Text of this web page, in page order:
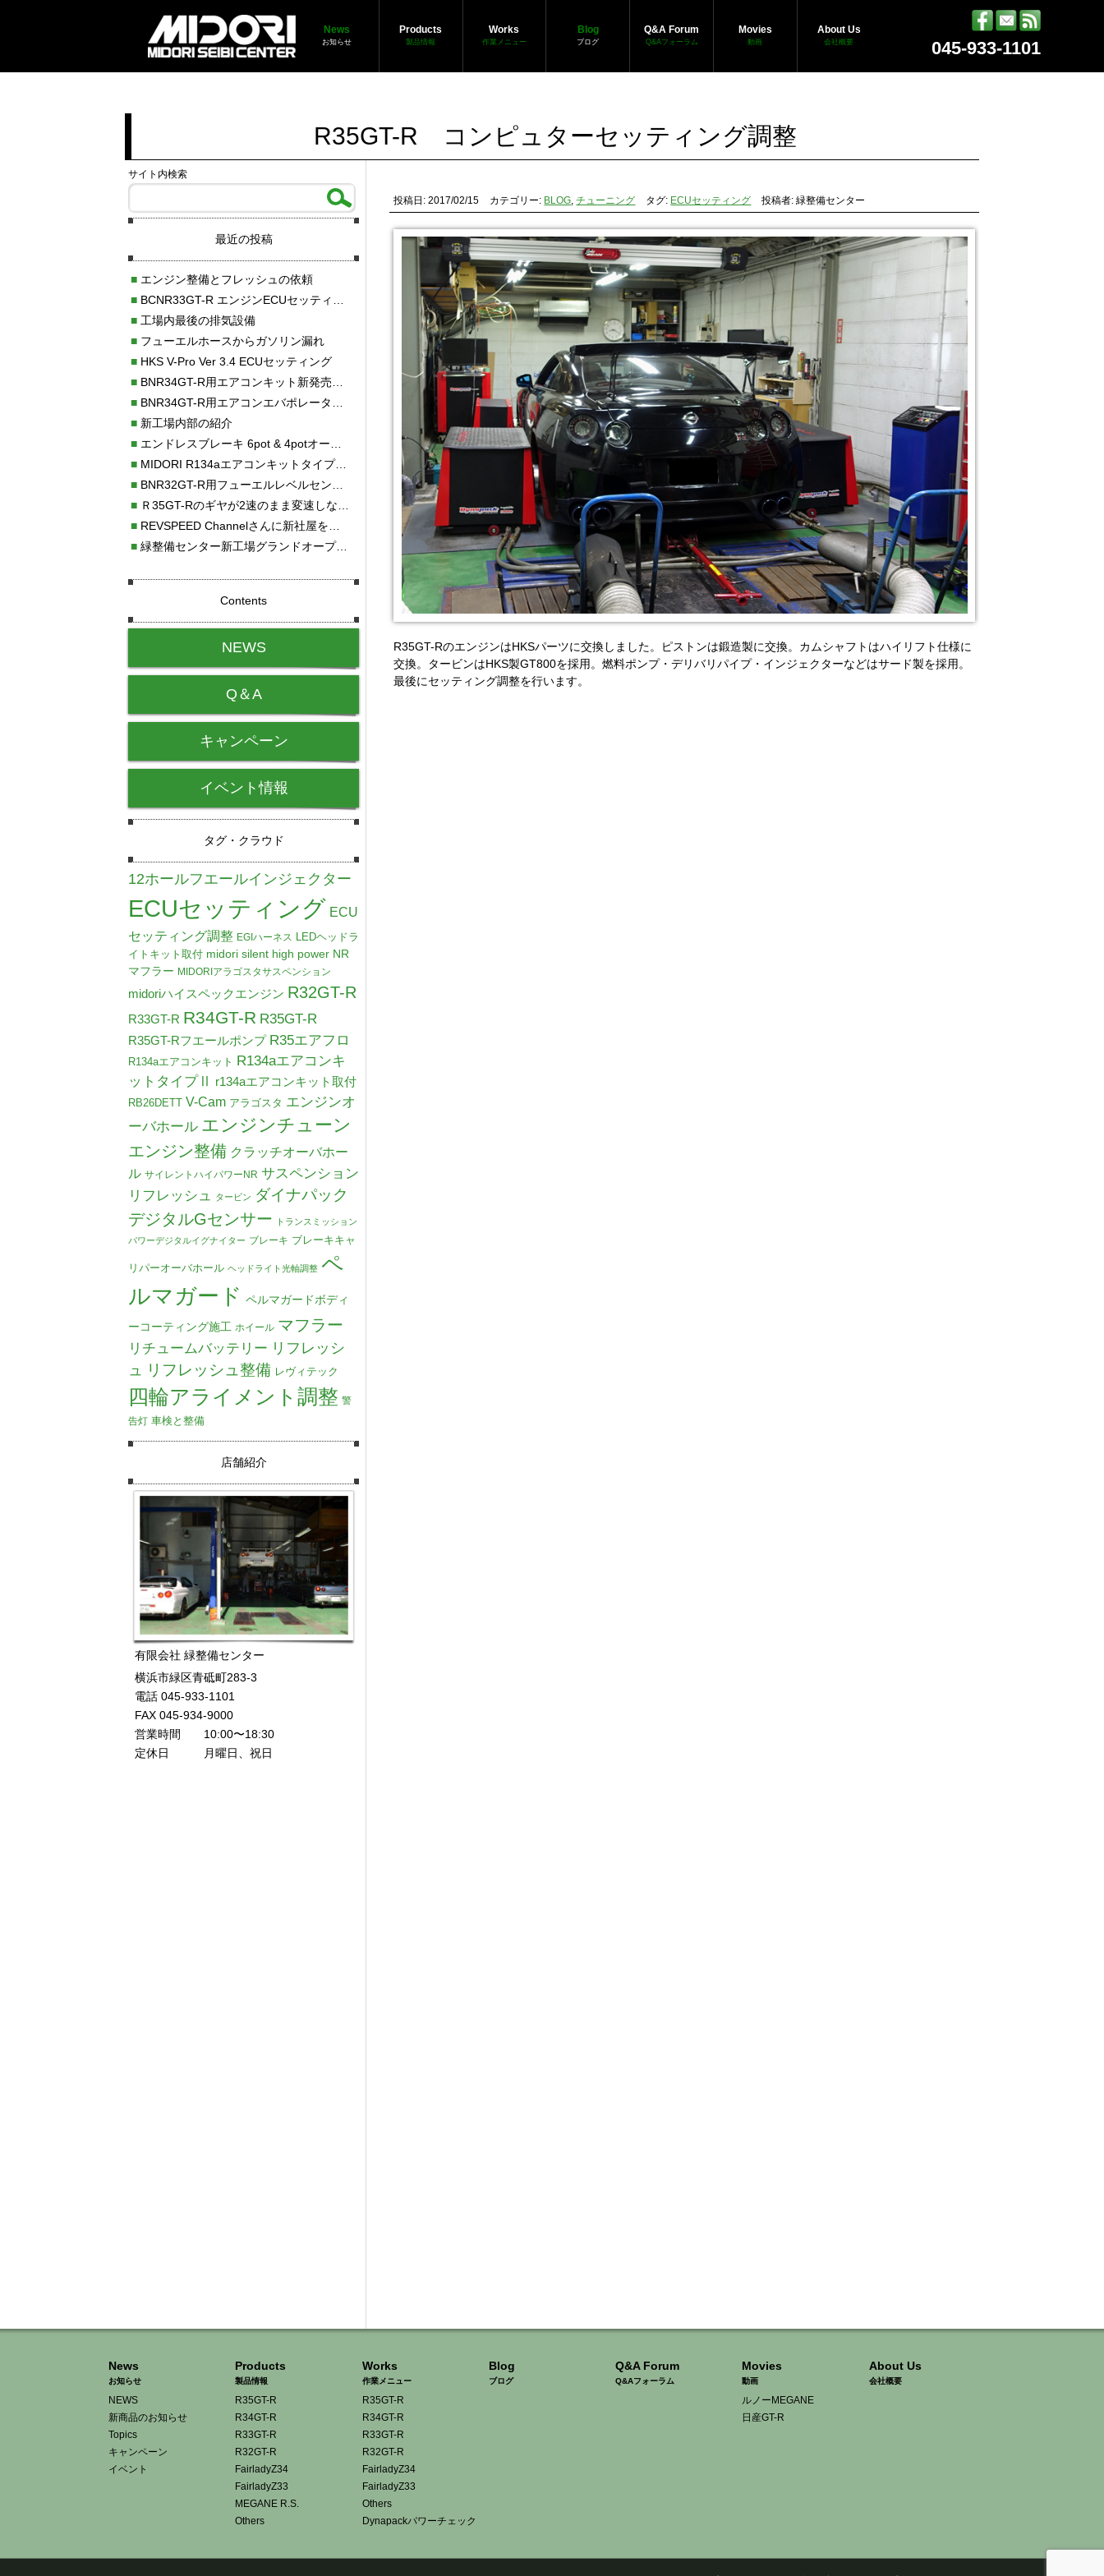
News
お知らせ
Products
製品情報
Works
作業メニュー
Blog
ブログ
Q&A Forum
Q&Aフォーラム
Movies
動画
About Us
会社概要 045-933-1101
R35GT-R コンピュターセッティング調整
投稿日: 2017/02/15 カテゴリー: BLOG,チューニング タグ: ECUセッティング 投稿者: 緑整備センター
R35GT-RのエンジンはHKSパーツに交換しました。ピストンは鍛造製に交換。カムシャフトはハイリフト仕様に
交換。タービンはHKS製GT800を採用。燃料ポンプ・デリバリパイプ・インジェクターなどはサード製を採用。
最後にセッティング調整を行います。
サイト内検索
最近の投稿
■エンジン整備とフレッシュの依頼
■BCNR33GT-R エンジンECUセッティング調整
■工場内最後の排気設備
■フューエルホースからガソリン漏れ
■HKS V-Pro Ver 3.4 ECUセッティング
■BNR34GT-R用エアコンキット新発売！！
■BNR34GT-R用エアコンエバポレーターを新発売！！
■新工場内部の紹介
■エンドレスブレーキ 6pot & 4potオーバーホール
■MIDORI R134aエアコンキットタイプⅡ取り付け
■BNR32GT-R用フューエルレベルセンサー新発売！！
■Ｒ35GT-Rのギヤが2速のまま変速しない！！
■REVSPEED Channelさんに新社屋を紹介していただきました!!
■緑整備センター新工場グランドオープン・続報
Contents
NEWS
Q＆A
キャンペーン
イベント情報
タグ・クラウド
12ホールフエールインジェクター
ECUセッティング ECU
セッティング調整 EGIハーネス LEDヘッドラ
イトキット取付 midori silent high power NR
マフラー MIDORIアラゴスタサスペンション
midoriハイスペックエンジン R32GT-R
R33GT-R R34GT-R R35GT-R
R35GT-Rフエールポンプ R35エアフロ
R134aエアコンキット R134aエアコンキ
ットタイプⅡ
r134aエアコンキット取付
RB26DETT V-Cam アラゴスタ エンジンオ
ーバホール エンジンチューン
エンジン整備 クラッチオーバホー
ル サイレントハイパワーNR サスペンション
リフレッシュ
タービン ダイナパック
デジタルGセンサー
トランスミッション
パワーデジタルイグナイター ブレーキ ブレーキキャ
リパーオーバホール ヘッドライト光軸調整 ペ
ルマガード ペルマガードボディ
ーコーティング施工 ホイール マフラー
リチュームバッテリー リフレッシ
ュ
リフレッシュ整備 レヴィテック
四輪アライメント調整 警
告灯 車検と整備
店舗紹介
有限会社 緑整備センター
横浜市緑区青砥町283-3
電話 045-933-1101
FAX 045-934-9000
営業時間 10:00〜18:30
定休日 月曜日、祝日
News
お知らせ
NEWS
新商品のお知らせ
Topics
キャンペーン
イベント
Products
製品情報
R35GT-R
R34GT-R
R33GT-R
R32GT-R
FairladyZ34
FairladyZ33
MEGANE R.S.
Others
Works
作業メニュー
R35GT-R
R34GT-R
R33GT-R
R32GT-R
FairladyZ34
FairladyZ33
Others
Dynapackパワーチェック
Blog
ブログ
Q&A Forum
Q&Aフォーラム
Movies
動画
ルノーMEGANE
日産GT-R
About Us
会社概要